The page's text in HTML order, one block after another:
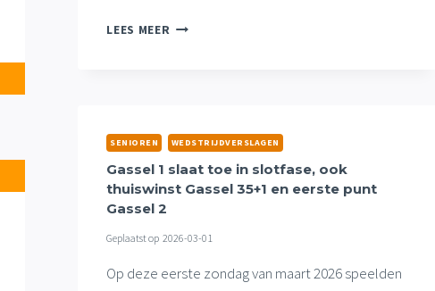
LEES MEER GASSEL
WEL
ZEGES
GASSEL
3
GASSEL
SENIOREN WEDSTRIJDVERSLAGEN
Gassel 1 slaat toe in slotfase, ook
thuiswinst Gassel 35+1 en eerste punt
Gassel 2
Geplaatst op 2026-03-01
Op deze eerste zondag van maart 2026 speelden